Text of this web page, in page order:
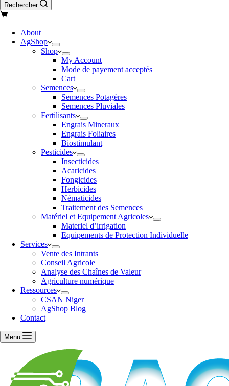
Rechercher
Panier
About
AgShop
Shop
My Account
Mode de payement acceptés
Cart
Semences
Semences Potagères
Semences Pluviales
Fertilisants
Engrais Mineraux
Engrais Foliaires
Biostimulant
Pesticides
Insecticides
Acaricides
Fongicides
Herbicides
Nématicides
Traitement des Semences
Matériel et Equipement Agricoles
Materiel d’irrigation
Equipements de Protection Individuelle
Services
Vente des Intrants
Conseil Agricole
Analyse des Chaînes de Valeur
Agriculture numérique
Ressources
CSAN Niger
AgShop Blog
Contact
Menu